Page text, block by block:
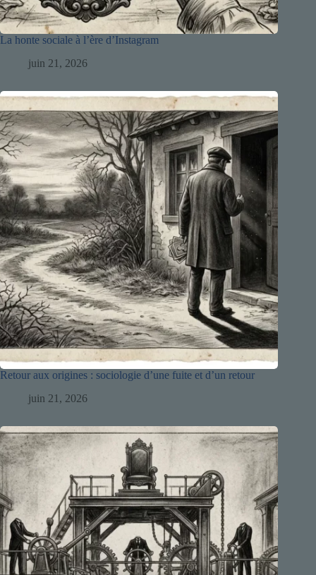
La honte sociale à l’ère d’Instagram
juin 21, 2026
Retour aux origines : sociologie d’une fuite et d’un retour
juin 21, 2026